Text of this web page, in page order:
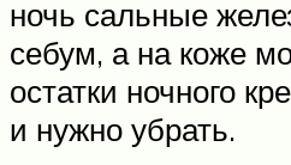
ночь сальные
себум, а на коже
остатки ночного
и нужно убрать.